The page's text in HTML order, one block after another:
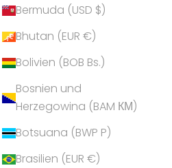
Bermuda (USD $)
Bhutan (EUR €)
Bolivien (BOB Bs.)
Bosnien und
Herzegowina (BAM КМ)
Botsuana (BWP P)
Brasilien (EUR €)